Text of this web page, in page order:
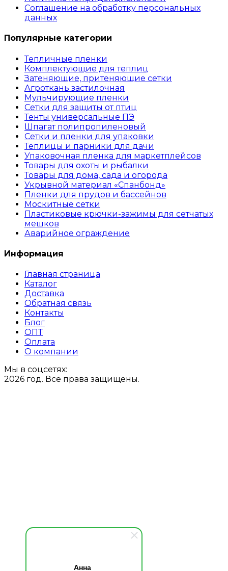
Анна
Соглашение на обработку персональных
данных
Популярные категории
Тепличные пленки
Комплектующие для теплиц
Затеняющие, притеняющие сетки
Агроткань застилочная
Мульчирующие пленки
Сетки для защиты от птиц
Тенты универсальные ПЭ
Шпагат полипропиленовый
Сетки и пленки для упаковки
Теплицы и парники для дачи
Упаковочная пленка для маркетплейсов
Товары для охоты и рыбалки
Товары для дома, сада и огорода
Укрывной материал «Спанбонд»
Пленки для прудов и бассейнов
Москитные сетки
Пластиковые крючки-зажимы для сетчатых
мешков
Аварийное ограждение
Информация
Главная страница
Каталог
Доставка
Обратная связь
Контакты
Блог
ОПТ
Оплата
О компании
Мы в соцсетях:
2026 год. Все права защищены.